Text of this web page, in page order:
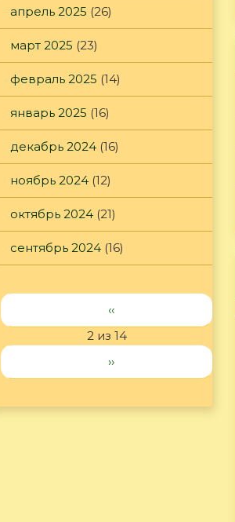
апрель 2025 (26)
март 2025 (23)
февраль 2025 (14)
январь 2025 (16)
декабрь 2024 (16)
ноябрь 2024 (12)
октябрь 2024 (21)
сентябрь 2024 (16)
‹‹
2 из 14
››